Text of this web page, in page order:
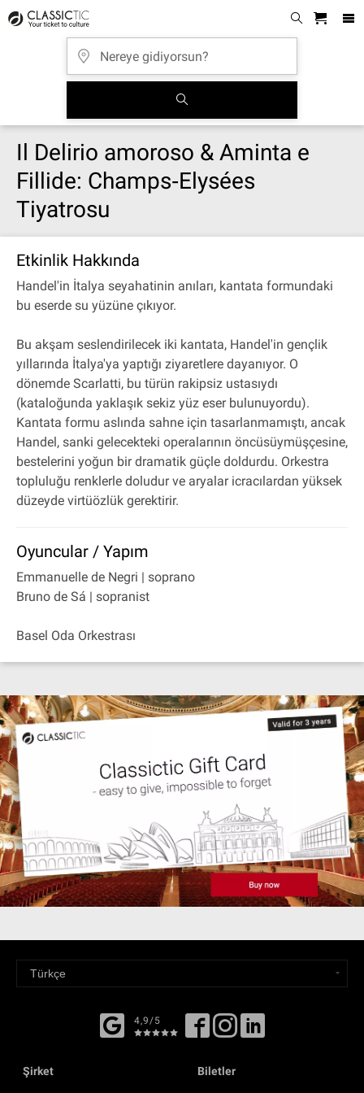
Il Delirio amoroso & Aminta e
Fillide: Champs‐Elysées
Tiyatrosu
Etkinlik Hakkında
Handel'in İtalya seyahatinin anıları, kantata formundaki
bu eserde su yüzüne çıkıyor.
Bu akşam seslendirilecek iki kantata, Handel'in gençlik
yıllarında İtalya'ya yaptığı ziyaretlere dayanıyor. O
dönemde Scarlatti, bu türün rakipsiz ustasıydı
(kataloğunda yaklaşık sekiz yüz eser bulunuyordu).
Kantata formu aslında sahne için tasarlanmamıştı, ancak
Handel, sanki gelecekteki operalarının öncüsüymüşçesine,
bestelerini yoğun bir dramatik güçle doldurdu. Orkestra
topluluğu renklerle doludur ve aryalar icracılardan yüksek
düzeyde virtüözlük gerektirir.
Oyuncular / Yapım
Emmanuelle de Negri | soprano
Bruno de Sá | sopranist
Basel Oda Orkestrası
4,9/5
Şirket Biletler